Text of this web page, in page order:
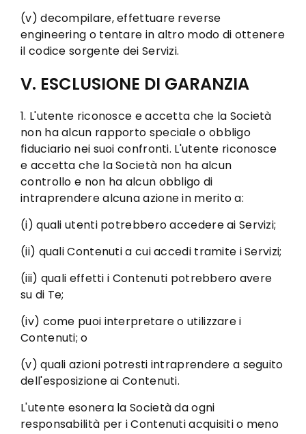
(v) decompilare, effettuare reverse
engineering o tentare in altro modo di ottenere
il codice sorgente dei Servizi.
V. ESCLUSIONE DI GARANZIA
1. L'utente riconosce e accetta che la Società
non ha alcun rapporto speciale o obbligo
fiduciario nei suoi confronti. L'utente riconosce
e accetta che la Società non ha alcun
controllo e non ha alcun obbligo di
intraprendere alcuna azione in merito a:
(i) quali utenti potrebbero accedere ai Servizi;
(ii) quali Contenuti a cui accedi tramite i Servizi;
(iii) quali effetti i Contenuti potrebbero avere
su di Te;
(iv) come puoi interpretare o utilizzare i
Contenuti; o
(v) quali azioni potresti intraprendere a seguito
dell'esposizione ai Contenuti.
L'utente esonera la Società da ogni
responsabilità per i Contenuti acquisiti o meno